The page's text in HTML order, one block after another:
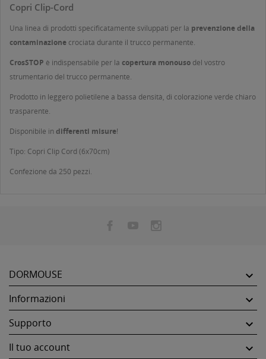
Copri Clip-Cord
Una linea di prodotti specificatamente sviluppati per la prevenzione della
contaminazione crociata durante il trucco permanente.
CrosSTOP è indispensabile per la copertura monouso del vostro
strumentario del trucco permanente.
Prodotto in leggero polietilene a bassa densità, di colorazione verde chiaro
trasparente.
Disponibile indifferenti misure!
Tipo: Copri Clip Cord (6x70cm)
Confezione da 250 pezzi.
DORMOUSE 
Informazioni 
Supporto 
Il tuo account 